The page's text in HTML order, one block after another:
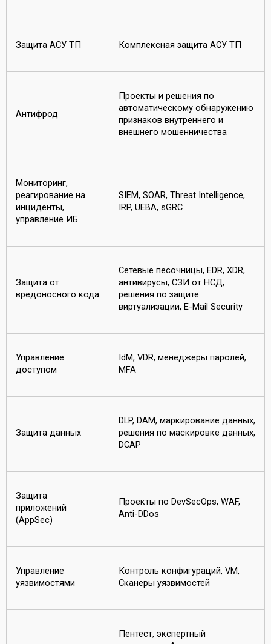
Защита АСУ ТП Комплексная защита АСУ ТП
Антифрод
Проекты и решения по
автоматическому обнаружению
признаков внутреннего и
внешнего мошенничества
Мониторинг,
реагирование на
инциденты,
управление ИБ
SIEM, SOAR, Threat Intelligence,
IRP, UEBA, sGRC
Защита от
вредоносного кода
Сетевые песочницы, EDR, XDR,
антивирусы, СЗИ от НСД,
решения по защите
виртуализации, E-Mail Security
Управление
доступом
IdM, VDR, менеджеры паролей,
MFA
Защита данных
DLP, DAM, маркирование данных,
решения по маскировке данных,
DCAP
Защита
приложений
(AppSec)
Проекты по DevSecOps, WAF,
Anti-DDos
Управление
уязвимостями
Контроль конфигураций, VM,
Сканеры уязвимостей
Пентест, экспертный